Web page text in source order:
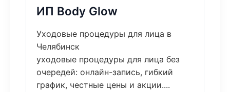
ИП Body Glow
Уходовые процедуры для лица в
Челябинск
уходовые процедуры для лица без
очередей: онлайн-запись, гибкий
график, честные цены и акции....